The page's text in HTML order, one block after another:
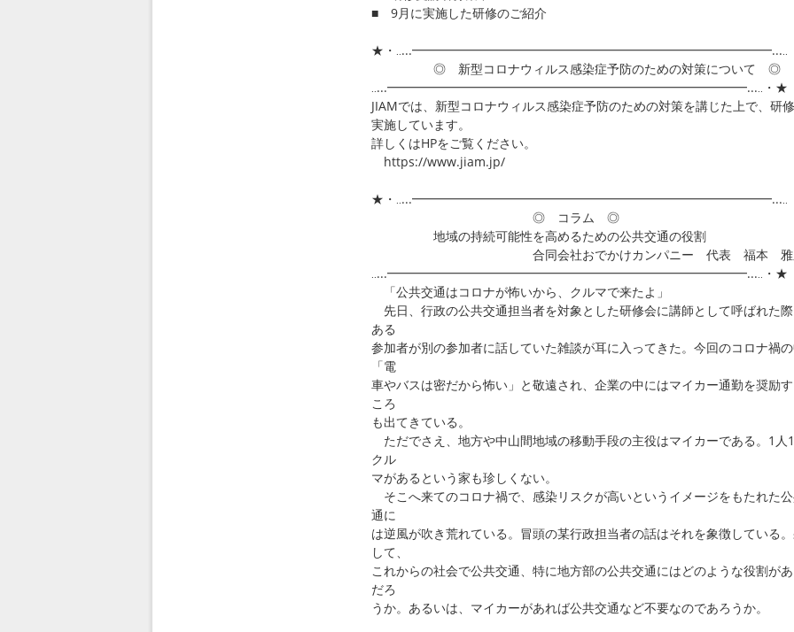
■ 9月に実施した研修のご紹介
★・‥...━━━━━━━━━━━━━━━━━━━━━━━━━━━━━...‥
◎ 新型コロナウィルス感染症予防のための対策について ◎
‥...━━━━━━━━━━━━━━━━━━━━━━━━━━━━━...‥・★
JIAMでは、新型コロナウィルス感染症予防のための対策を講じた上で、研
実施しています。
詳しくはHPをご覧ください。
https://www.jiam.jp/
★・‥...━━━━━━━━━━━━━━━━━━━━━━━━━━━━━...‥
◎ コラム ◎
地域の持続可能性を高めるための公共交通の役割
合同会社おでかけカンパニー 代表 福本 雅
‥...━━━━━━━━━━━━━━━━━━━━━━━━━━━━━...‥・★
「公共交通はコロナが怖いから、クルマで来たよ」
先日、行政の公共交通担当者を対象とした研修会に講師として呼ばれた
ある
参加者が別の参加者に話していた雑談が耳に入ってきた。今回のコロナ禍
「電
車やバスは密だから怖い」と敬遠され、企業の中にはマイカー通勤を奨励
ころ
も出てきている。
ただでさえ、地方や中山間地域の移動手段の主役はマイカーである。1人
クル
マがあるという家も珍しくない。
そこへ来てのコロナ禍で、感染リスクが高いというイメージをもたれた
通に
は逆風が吹き荒れている。冒頭の某行政担当者の話はそれを象徴している
して、
これからの社会で公共交通、特に地方部の公共交通にはどのような役割が
だろ
うか。あるいは、マイカーがあれば公共交通など不要なのであろうか。